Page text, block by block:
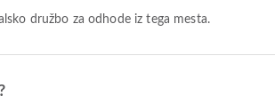
družbo za odhode iz tega mesta.